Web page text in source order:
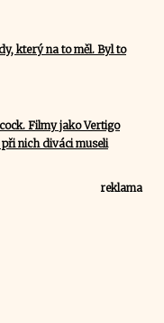
který na to měl. Byl to
Filmy jako Vertigo
nich diváci museli
reklama